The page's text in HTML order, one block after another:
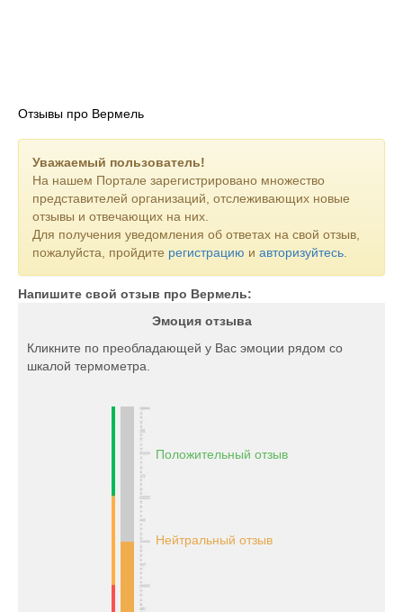
Отзывы про Вермель
Уважаемый пользователь!
На нашем Портале зарегистрировано множество
представителей организаций, отслеживающих новые
отзывы и отвечающих на них.
Для получения уведомления об ответах на свой отзыв,
пожалуйста, пройдите регистрацию и авторизуйтесь
Напишите свой отзыв про Вермель:
Эмоция отзыва
Кликните по преобладающей у Вас эмоции рядом со
шкалой термометра.
Положительный отзыв
Нейтральный отзыв